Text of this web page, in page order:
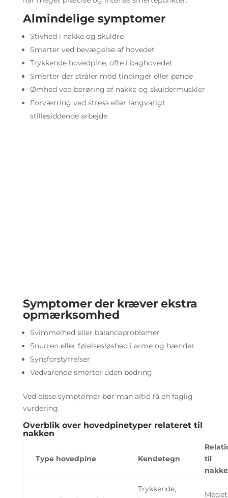
Almindelige symptomer
Stivhed i nakke og skuldre
Smerter ved bevægelse af hovedet
Trykkende hovedpine, ofte i baghovedet
Smerter der stråler mod tindinger eller pande
Ømhed ved berøring af nakke og skuldermuskler
Forværring ved stress eller langvarigt
stillesiddende arbejde
Symptomer der kræver ekstra
opmærksomhed
Svimmelhed eller balanceproblemer
Snurren eller følelsesløshed i arme og hænder
Synsforstyrrelser
Vedvarende smerter uden bedring
Ved disse symptomer bør man altid få en faglig
vurdering.
Overblik over hovedpinetyper relateret til
nakken
Type hovedpine Kendetegn
til
Trykkende,
Meget